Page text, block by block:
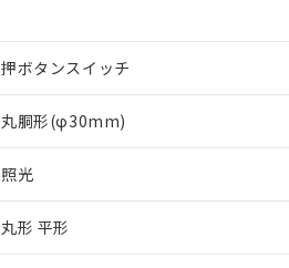
押ボタンスイッチ
丸胴形(φ30mm)
照光
丸形 平形